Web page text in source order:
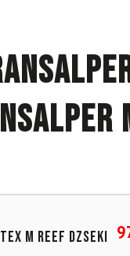
M Reef dzseki